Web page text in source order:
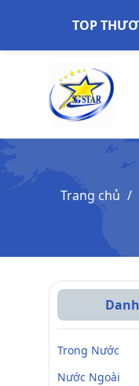
TOP
Trang chủ
Trong Nước
Nước Ngoài